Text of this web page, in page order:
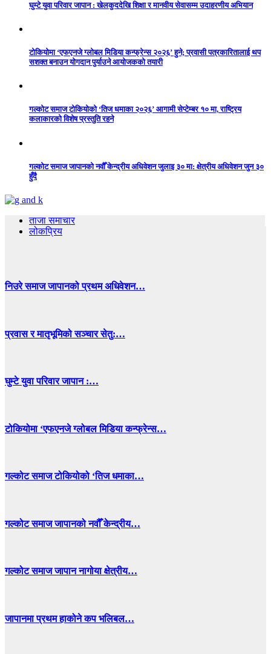
घुम्टे युवा परिवार जापान : खेलकुददेखि शिक्षा र मानवीय सेवासम्म उदाहरणीय अभियान
टोकियोमा ‘एफएनजे ग्लोबल मिडिया कन्फ्रेन्स २०२६’ हुने; प्रवासी पत्रकारितालाई थप
सशक्त बनाउन योगदान पुर्याउने आयोजकको तयारी
गल्कोट समाज टोकियोको ‘तिज धमाका २०२६’ आगामी सेप्टेम्बर १० मा, राष्ट्रिय
कलाकारको विशेष प्रस्तुति रहने
गल्कोट समाज जापानको नवौँ केन्द्रीय अधिवेशन जुलाइ ३० मा: क्षेत्रीय अधिवेशन जुन ३०
हुँदै
ताजा समाचार
लोकप्रिय
निउरे समाज जापानको प्रथम अधिवेशन…
प्रवास र मातृभूमिको सञ्चार सेतु:…
घुम्टे युवा परिवार जापान :…
टोकियोमा ‘एफएनजे ग्लोबल मिडिया कन्फ्रेन्स…
गल्कोट समाज टोकियोको ‘तिज धमाका…
गल्कोट समाज जापानको नवौँ केन्द्रीय…
गल्कोट समाज जापान नागोया क्षेत्रीय…
जापानमा प्रथम हाकोने कप भलिबल…